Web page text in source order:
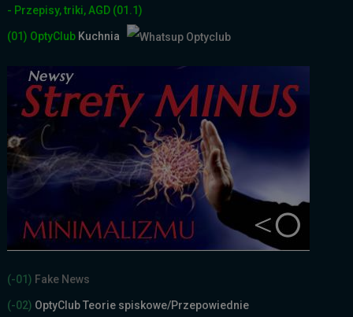
- Przepisy, triki, AGD (01.1)
(01) OptyClub Kuchnia
(-01) Fake News
(-02) OptyClub Teorie spiskowe/Przepowiednie